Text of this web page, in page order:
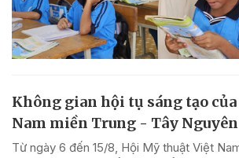
Không gian hội tụ sáng tạo
Nam miền Trung - Tây Nguyên
Từ ngày 6 đến 15/8, Hội Mỹ thuật Việt